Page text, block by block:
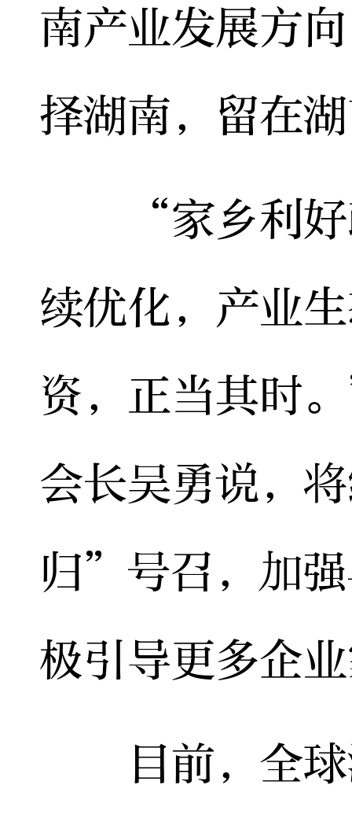
南产业发展方
择湖南，留在
“家乡利好
续优化，产业
资，正当其时
会长吴勇说，
归”号召，加
极引导更多企
目前，全球